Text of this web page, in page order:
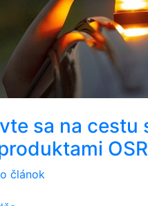
sa na cestu
článok